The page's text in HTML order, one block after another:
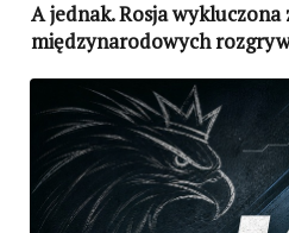
A jednak. Rosja wykluczona
międzynarodowych